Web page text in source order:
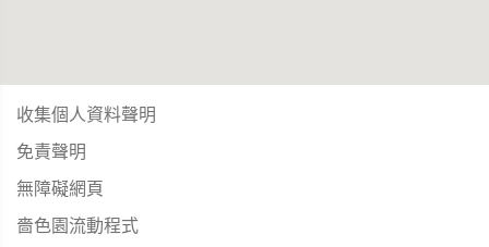
收集個人資料聲明
免責聲明
無障礙網頁
嗇色園流動程式